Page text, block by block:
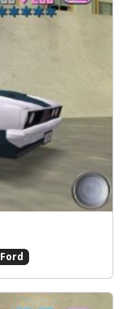
Ford